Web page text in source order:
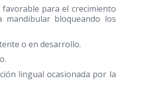
para el crecimiento
mandibular bloqueando los
o en desarrollo.
lingual ocasionada por la